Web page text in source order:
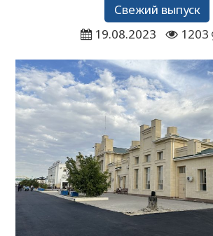
Свежий выпуск
19.08.2023
1203